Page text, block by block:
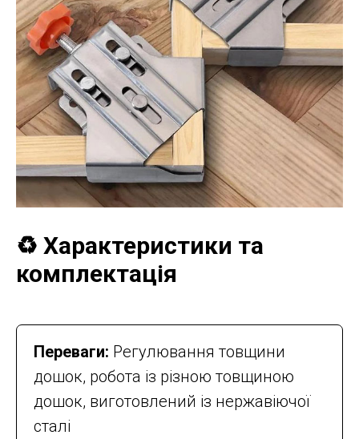
♻️ Характеристики та
комплектація
Переваги: Регулювання товщини
дошок, робота із різною товщиною
дошок, виготовлений із нержавіючої
сталі